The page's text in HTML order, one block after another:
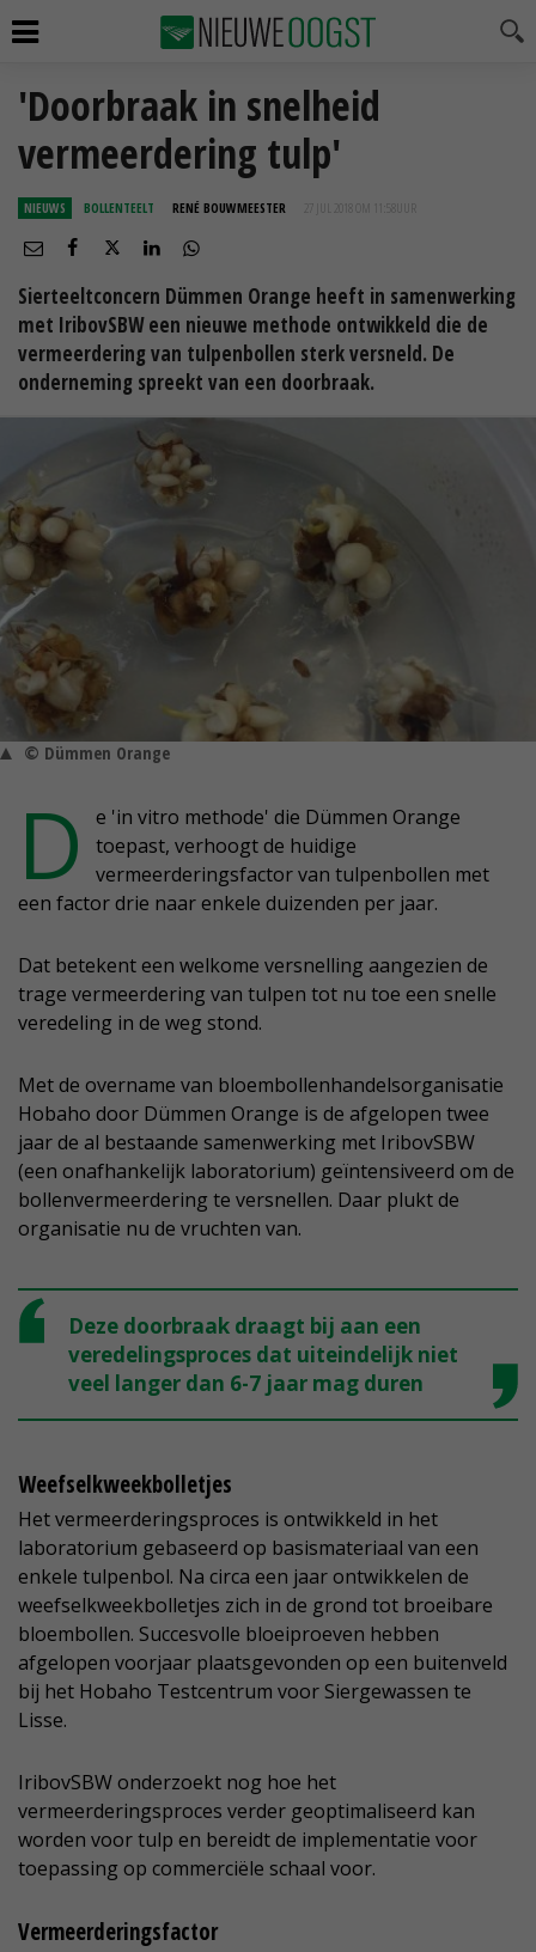
'Doorbraak in snelheid
vermeerdering tulp'
NIEUWS BOLLENTEELT RENÉ BOUWMEESTER 27 JUL 2018 OM 11:58
Sierteeltconcern Dümmen Orange heeft in samenwerking
met IribovSBW een nieuwe methode ontwikkeld die de
vermeerdering van tulpenbollen sterk versneld. De
onderneming spreekt van een doorbraak.
© Dümmen Orange
D
e 'in vitro methode' die Dümmen Orange
toepast, verhoogt de huidige
vermeerderingsfactor van tulpenbollen met
een factor drie naar enkele duizenden per jaar.
Dat betekent een welkome versnelling aangezien de
trage vermeerdering van tulpen tot nu toe een snelle
veredeling in de weg stond.
Met de overname van bloembollenhandelsorganisatie
Hobaho door Dümmen Orange is de afgelopen twee
jaar de al bestaande samenwerking met IribovSBW
(een onafhankelijk laboratorium) geïntensiveerd om de
bollenvermeerdering te versnellen. Daar plukt de
organisatie nu de vruchten van.
Deze doorbraak draagt bij aan een
veredelingsproces dat uiteindelijk niet
veel langer dan 6-7 jaar mag duren
Weefselkweekbolletjes
Het vermeerderingsproces is ontwikkeld in het
laboratorium gebaseerd op basismateriaal van een
enkele tulpenbol. Na circa een jaar ontwikkelen de
weefselkweekbolletjes zich in de grond tot broeibare
bloembollen. Succesvolle bloeiproeven hebben
afgelopen voorjaar plaatsgevonden op een buitenveld
bij het Hobaho Testcentrum voor Siergewassen te
Lisse.
IribovSBW onderzoekt nog hoe het
vermeerderingsproces verder geoptimaliseerd kan
worden voor tulp en bereidt de implementatie voor
toepassing op commerciële schaal voor.
Vermeerderingsfactor